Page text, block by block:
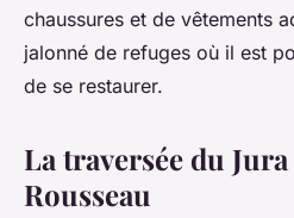
chaussures et de vêtements
jalonné de refuges où il est
de se restaurer.
La traversée du
Rousseau